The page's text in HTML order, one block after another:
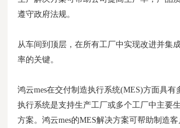
遵守政府法规。
从车间到顶层，在所有工厂中实现改进并集
率的关键。
鸿云mes在交付制造执行系统(MES)方面具有
执行系统是支持生产工厂或多个工厂中主要
方案。鸿云mes的MES解决方案可帮助制造